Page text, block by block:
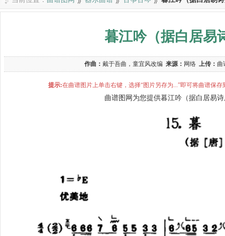
暮江吟（据白居易
作曲： 戴于吾曲，童宜风改编 来源： 网络 上传： 曲
提示:在曲谱图片上单击右键，选择“图片另存为...”即可将曲谱保
曲谱图网为您提供暮江吟（据白居易